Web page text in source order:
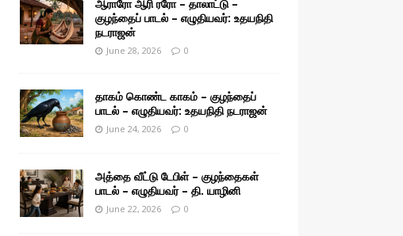
ஆராரோ ஆரி ரரோ – தாலாட்டு –
குழந்தைப் பாடல் – எழுதியவர்: உதயநிதி
நடராஜன்
June 28, 2026 0
தாகம் கொண்ட காகம் – குழந்தைப்
பாடல் – எழுதியவர்: உதயநிதி நடராஜன்
June 24, 2026 0
அத்தை வீட்டு டேபிள் – குழந்தைகள்
பாடல் – எழுதியவர் – தி. யாழினி
June 22, 2026 0